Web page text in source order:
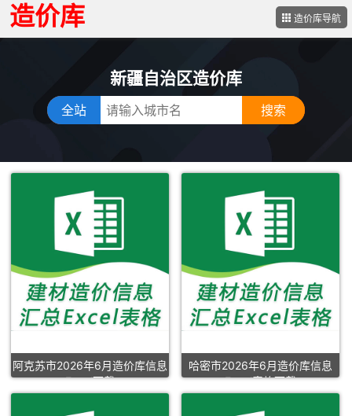
造价库 造价库导航
新疆自治区造价库
全站
阿克苏市2026年6月造价库信息
Excel下载
哈密市2026年6月造价库信息
Excel表格下载